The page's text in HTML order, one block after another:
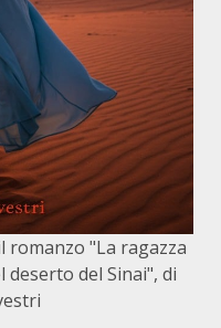
"La ragazza
del Sinai", di